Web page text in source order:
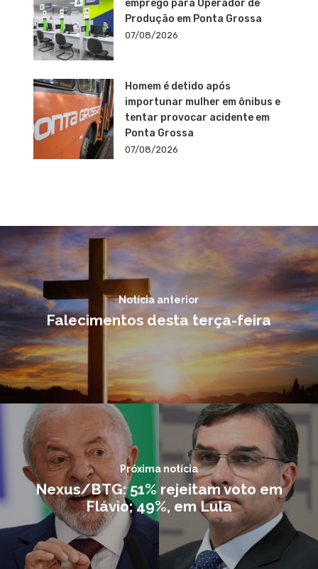
emprego para Operador de
Produção em Ponta Grossa
07/08/2026
Homem é detido após
importunar mulher em ônibus e
tentar provocar acidente em
Ponta Grossa
07/08/2026
Notícia anterior
Falecimentos desta terça-feira
Próxima notícia
Nexus/BTG: 51% rejeitam voto em
Flávio; 49%, em Lula